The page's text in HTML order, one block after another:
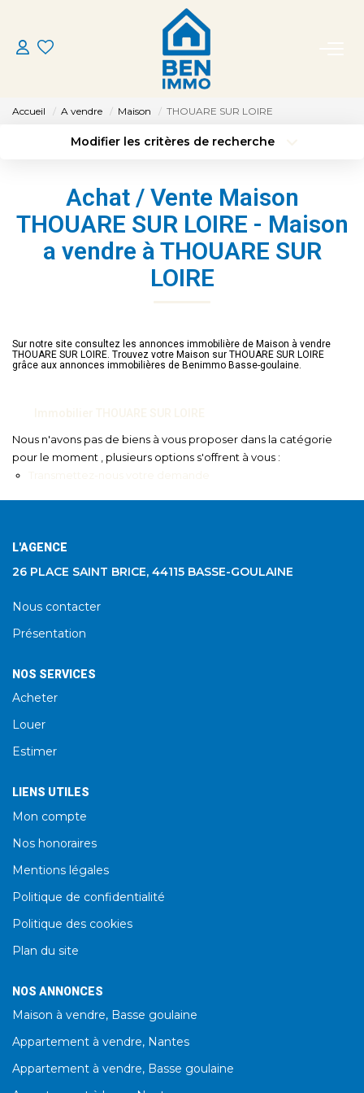
ACHETER
MON AGENCE
CONTACT
Accueil A vendre Maison THOUARE SUR LOIRE
Modifier les critères de recherche
Sélectionnez...
Type de bien
Surface min
Budget max Plus de critères
Achat / Vente Maison
THOUARE SUR LOIRE - Maison
a vendre à THOUARE SUR
LOIRE
Sur notre site consultez les annonces immobilière de Maison à vendre
THOUARE SUR LOIRE. Trouvez votre Maison sur THOUARE SUR LOIRE
grâce aux annonces immobilières de Benimmo Basse-goulaine.
Nous n'avons pas de biens à vous proposer dans la catégorie
pour le moment , plusieurs options s'offrent à vous :
L'AGENCE
26 PLACE SAINT BRICE, 44115 BASSE-GOULAINE
Nous contacter
Présentation
NOS SERVICES
Acheter
Louer
Estimer
LIENS UTILES
Mon compte
Nos honoraires
Mentions légales
Politique de confidentialité
Politique des cookies
Plan du site
NOS ANNONCES
Maison à vendre, Basse goulaine
Appartement à vendre, Nantes
Appartement à vendre, Basse goulaine